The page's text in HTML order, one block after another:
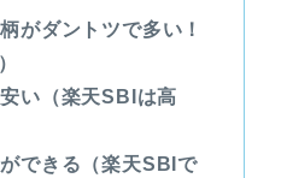
がダントツで多い！
い（楽天SBIは高
できる（楽天SBIで